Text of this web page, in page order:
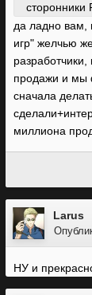
сторонники
да ладно вам,
игр" желчью
продажи и мы
сначала
миллиона
Larus
НУ и